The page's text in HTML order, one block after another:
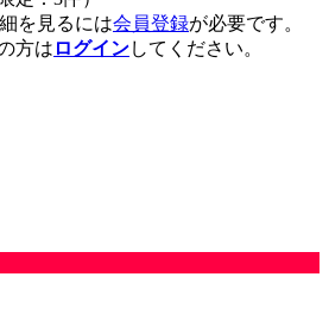
を見るには会員登録が必要です。
方は ログインしてください。